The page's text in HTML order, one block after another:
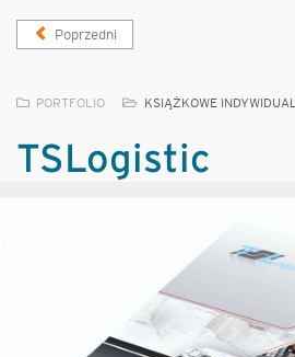
Poprzedni
PORTFOLIO KSIĄŻKOWE
TSLogistic